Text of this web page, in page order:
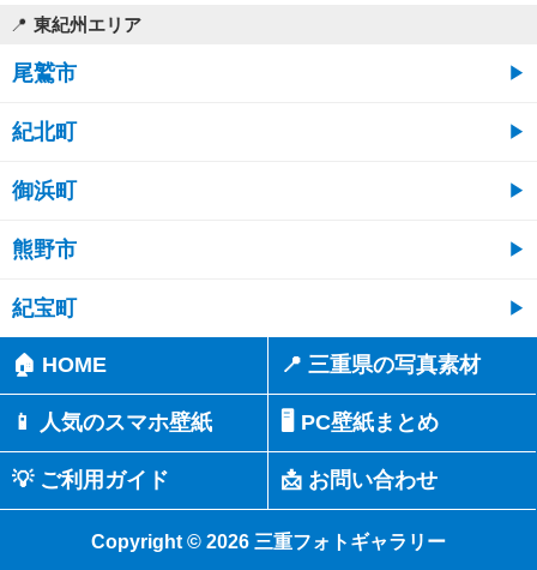
東紀州エリア
尾鷲市
紀北町
御浜町
熊野市
紀宝町
🏠 HOME 📍 三重県の写真素材
📱 人気のスマホ壁紙 🖥️ PC壁紙まとめ
💡 ご利用ガイド 📩 お問い合わせ
Copyright © 2026 三重フォトギャラリー